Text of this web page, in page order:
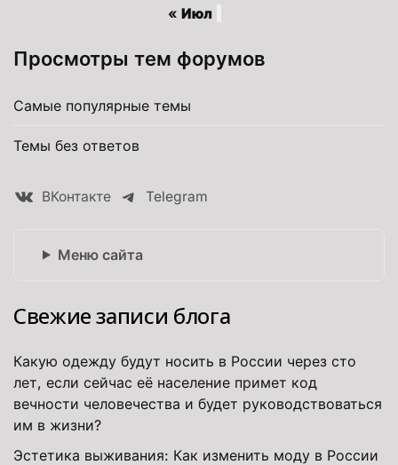
« Июл
Просмотры тем форумов
Самые популярные темы
Темы без ответов
ВКонтакте Telegram
Меню сайта
Свежие записи блога
Какую одежду будут носить в России через сто
лет, если сейчас её население примет код
вечности человечества и будет руководствоваться
им в жизни?
Эстетика выживания: Как изменить моду в России